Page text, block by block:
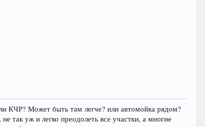
КЧР? Может быть там легче? или автомойка рядом?
уж и легко преодолеть все участки, а многие